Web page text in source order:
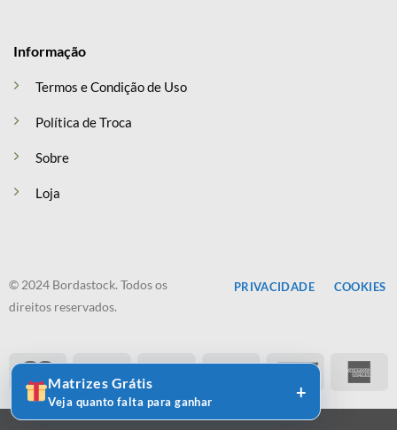
Informação
Termos e Condição de Uso
Política de Troca
Sobre
Loja
© 2024 Bordastock. Todos os
direitos reservados.
PRIVACIDADE COOKIES
Matrizes Grátis
Veja quanto falta para ganhar